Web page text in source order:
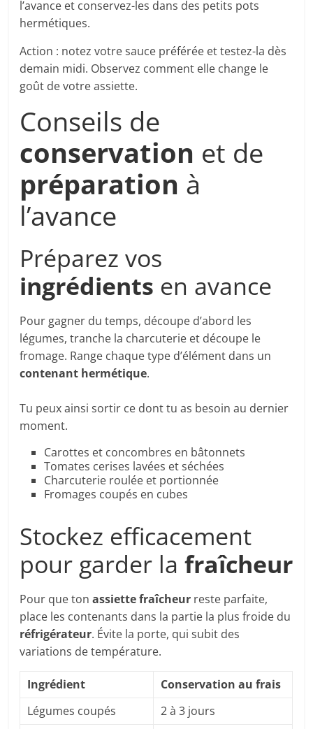
l’avance et conservez-les dans des petits pots
hermétiques.
Action : notez votre sauce préférée et testez-la dès
demain midi. Observez comment elle change le
goût de votre assiette.
Conseils de
conservation et de
préparation à
l’avance
Préparez vos
ingrédients en avance
Pour gagner du temps, découpe d’abord les
légumes, tranche la charcuterie et découpe le
fromage. Range chaque type d’élément dans un
contenant hermétique.
Tu peux ainsi sortir ce dont tu as besoin au dernier
moment.
Carottes et concombres en bâtonnets
Tomates cerises lavées et séchées
Charcuterie roulée et portionnée
Fromages coupés en cubes
Stockez efficacement
pour garder lafraîcheur
Pour que tonassiette fraîcheur reste parfaite,
place les contenants dans la partie la plus froide du
réfrigérateur. Évite la porte, qui subit des
variations de température.
Ingrédient
Conservation au frais
Légumes coupés
2 à 3 jours